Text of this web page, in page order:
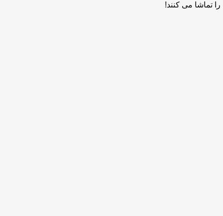
تماشا می کنند!